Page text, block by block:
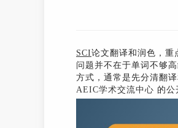
SCI论文翻译和润色，重
问题并不在于单词不够
方式，通常是先分清翻
AEIC学术交流中心 的公